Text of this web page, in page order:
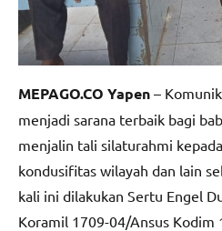
MEPAGO.CO Yapen –
menjadi sarana terbaik bagi
menjalin tali silaturahmi
kondusifitas wilayah dan lain
kali ini dilakukan Sertu Engel
Koramil 1709-04/Ansus Kodim